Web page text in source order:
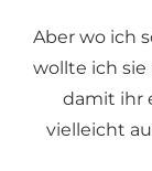
Aber wo ich
wollte ich
damit ihr
vielleicht